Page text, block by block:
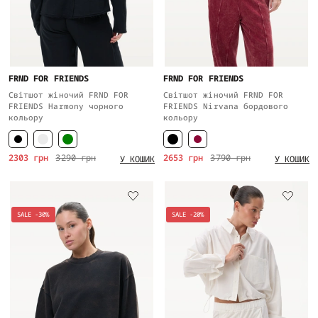
FRND FOR FRIENDS
Світшот жіночий FRND FOR
FRIENDS Harmony чорного
кольору
3290 грн
2303 грн У КОШИК
FRND FOR FRIENDS
Світшот жіночий FRND FOR
FRIENDS Nirvana бордового
кольору
3790 грн
2653 грн У КОШИК
SALE -30% SALE -20%